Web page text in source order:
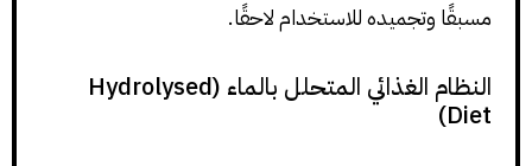
مسبقًا وتجميده للاستخدام لاحقًا.
النظام الغذائي المتحلل بالماء (Hydrolysed
Diet)